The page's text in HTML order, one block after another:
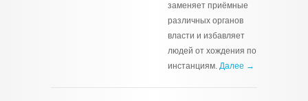
заменяет приёмные
различных органов
власти и избавляет
людей от хождения по
инстанциям. Далее →